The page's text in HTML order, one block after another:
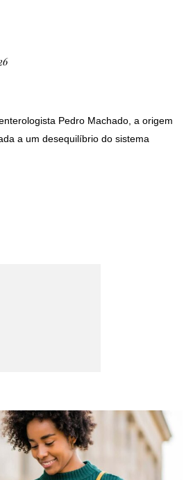
Pedro Machado, a origem
a um desequilíbrio do sistema